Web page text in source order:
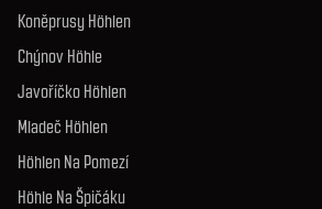
Koněprusy Höhlen
Chýnov Höhle
Javoříčko Höhlen
Mladeč Höhlen
Höhlen Na Pomezí
Höhle Na Špičáku